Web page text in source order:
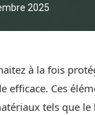
2025
à la fois
efficace. Ces
tels que le